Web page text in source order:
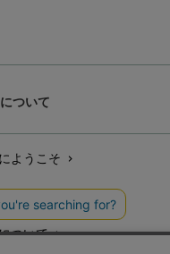
デェコール）
ウララ）
（パンティライナーズ）
ケース）
（リトルインディアンズ）
ズ）
オ）
ナ）
chevron_right
ついて
ようこそ chevron_right
ンとは
ついてchevron_right